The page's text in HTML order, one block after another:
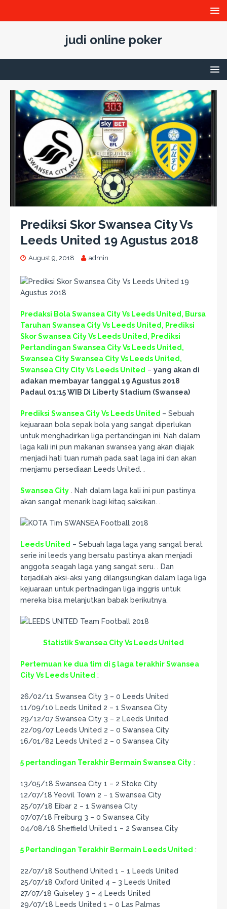
judi online poker
Prediksi Skor Swansea City Vs
Leeds United 19 Agustus 2018
August 9, 2018 admin
Predaksi Bola Swansea City Vs Leeds United, Bursa
Taruhan Swansea City Vs Leeds United, Prediksi
Skor Swansea City Vs Leeds United, Prediksi
Pertandingan Swansea City Vs Leeds United,
Swansea City Swansea City Vs Leeds United,
Swansea City City Vs Leeds United – yang akan di
adakan membayar tanggal 19 Agustus 2018
Padaul 01:15 WIB Di Liberty Stadium (Swansea)
Prediksi Swansea City Vs Leeds United – Sebuah
kejuaraan bola sepak bola yang sangat diperlukan
untuk menghadirkan liga pertandingan ini. Nah dalam
laga kali ini pun makanan swansea yang akan diajak
menjadi hati tuan rumah pada saat laga ini dan akan
menjamu persediaan Leeds United. .
Swansea City . Nah dalam laga kali ini pun pastinya
akan sangat menarik bagi kitaq saksikan. .
Leeds United – Sebuah laga laga yang sangat berat
serie ini leeds yang bersatu pastinya akan menjadi
anggota seagah laga yang sangat seru. . Dan
terjadilah aksi-aksi yang dilangsungkan dalam laga liga
kejuaraan untuk pertnadingan liga inggris untuk
mereka bisa melanjutkan babak berikutnya.
Statistik Swansea City Vs Leeds United
Pertemuan ke dua tim di 5 laga terakhir Swansea
City Vs Leeds United :
26/02/11 Swansea City 3 – 0 Leeds United
11/09/10 Leeds United 2 – 1 Swansea City
29/12/07 Swansea City 3 – 2 Leeds United
22/09/07 Leeds United 2 – 0 Swansea City
16/01/82 Leeds United 2 – 0 Swansea City
5 pertandingan Terakhir Bermain Swansea City :
13/05/18 Swansea City 1 – 2 Stoke City
12/07/18 Yeovil Town 2 – 1 Swansea City
25/07/18 Eibar 2 – 1 Swansea City
07/07/18 Freiburg 3 – 0 Swansea City
04/08/18 Sheffield United 1 – 2 Swansea City
5 Pertandingan Terakhir Bermain Leeds United :
22/07/18 Southend United 1 – 1 Leeds United
25/07/18 Oxford United 4 – 3 Leeds United
27/07/18 Guiseley 3 – 4 Leeds United
29/07/18 Leeds United 1 – 0 Las Palmas